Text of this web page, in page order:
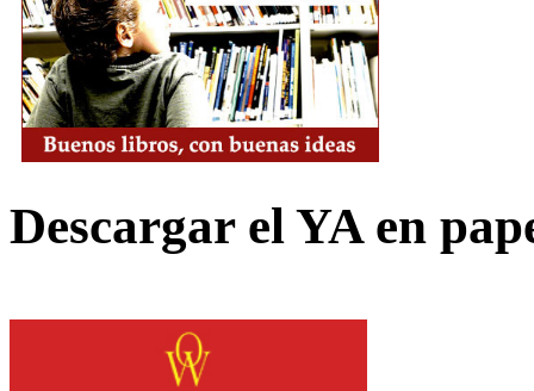
Descargar el YA en